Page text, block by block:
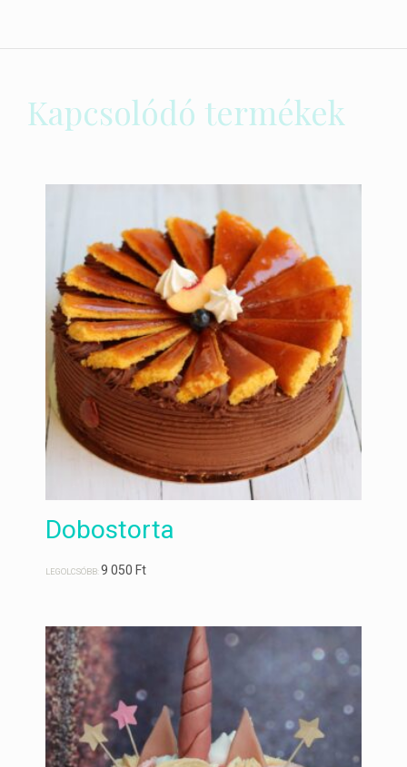
Kapcsolódó termékek
Dobostorta
LEGOLCSÓBB:9 050Ft